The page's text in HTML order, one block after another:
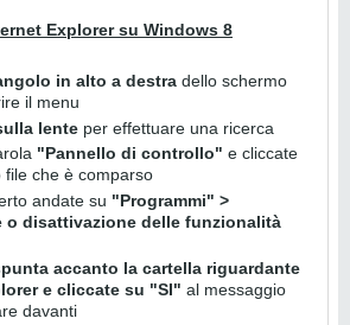
Explorer su Windows 8
in alto a destra dello schermo
il menu
lente per effettuare una ricerca
"Pannello di controllo" e cliccate
file che è comparso
andate su "Programmi" >
o disattivazione delle funzionalità
accanto la cartella riguardante
e cliccate su "SI" al messaggio
davanti